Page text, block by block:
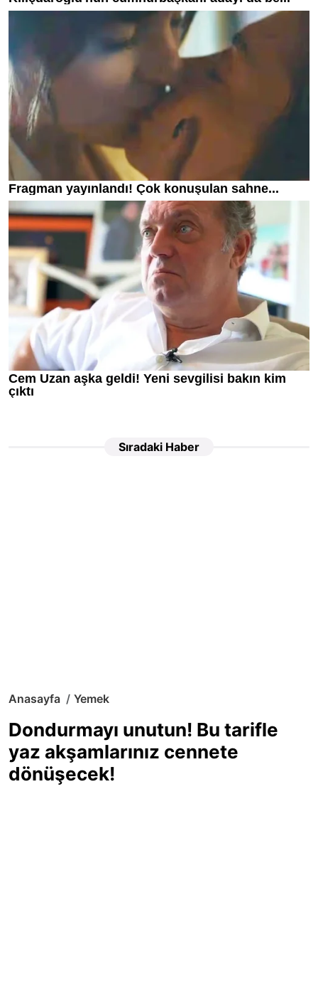
Sıradaki Haber
Anasayfa Yemek
Dondurmayı unutun! Bu tarifle
yaz akşamlarınız cennete
dönüşecek!